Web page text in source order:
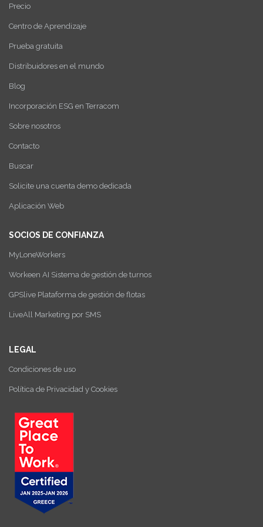
Precio
Centro de Aprendizaje
Prueba gratuita
Distribuidores en el mundo
Blog
Incorporación ESG en Terracom
Sobre nosotros
Contacto
Buscar
Solicite una cuenta demo dedicada
Aplicación Web
SOCIOS DE CONFIANZA
MyLoneWorkers
Workeen AI Sistema de gestión de turnos
GPSlive Plataforma de gestión de flotas
LiveAll Marketing por SMS
LEGAL
Condiciones de uso
Política de Privacidad y Cookies